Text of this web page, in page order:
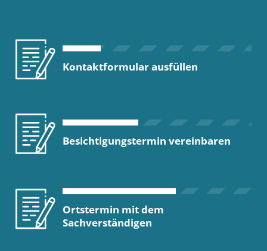
Kontaktformular ausfüllen
Besichtigungstermin vereinbaren
Ortstermin mit dem
Sachverständigen